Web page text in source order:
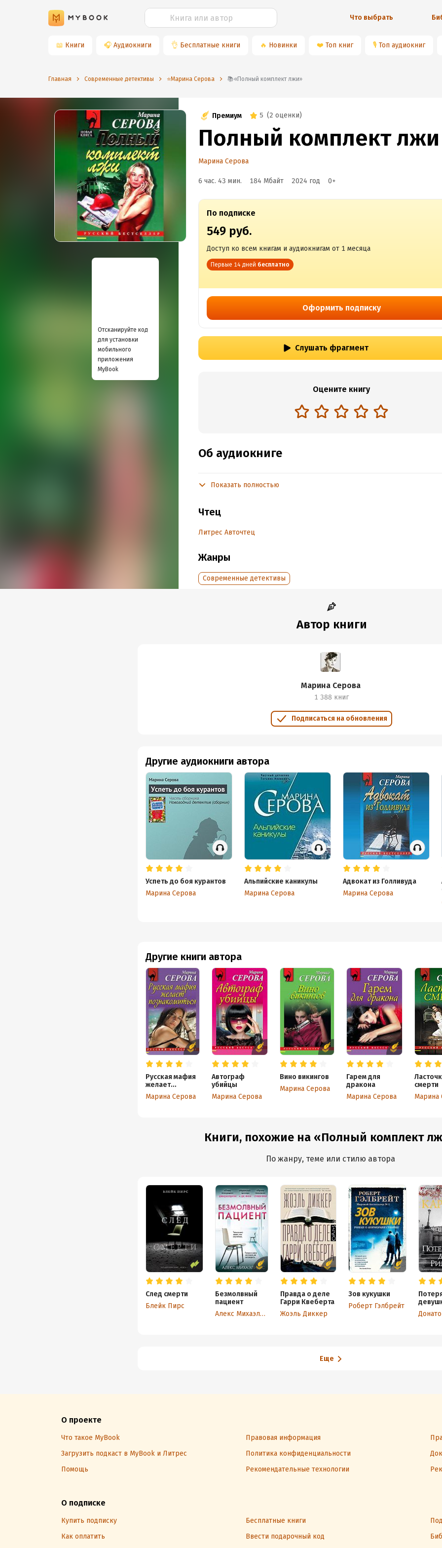
Что выбрать
📖 Книги 🎧 Аудиокниги 👌 Бесплатные книги 🔥 Новинки ❤️ Топ книг 🎙 Топ аудиокниг
Главная Современные детективы ⭐️Марина Серова 📚«Полный комплект лжи»
Отсканируйте код
для установки
мобильного
приложения
MyBook
Премиум 5 (2 оценки)
Полный комплект лжи
Марина Серова
6 час. 43 мин. 184 Мбайт 2024 год 0+
По подписке
549 руб.
Доступ ко всем книгам и аудиокнигам от 1 месяца
Первые 14 дней бесплатно
Оформить подписку
Слушать фрагмент
Оцените книгу
Об аудиокниге
Подробная информация
Дата поступления:
Показать полностью
Чтец
Литрес Авточтец
Жанры
Современные детективы
Автор книги
Марина Серова
1 388 книг
Подписаться на обновления
Другие книги автора
Русская мафия
желает
познакомиться
Марина Серова
Автограф
убийцы
Марина Серова
Вино викингов
Марина Серова
Гарем для
дракона
Марина Серова
смерти
Марина
Другие аудиокниги автора
Успеть до боя курантов
Марина Серова
Альпийские каникулы
Марина Серова
Адвокат из Голливуда
Марина Серова
Книги, похожие на «Полный комплект
По жанру, теме или стилю автора
След смерти
Блейк Пирс
Безмолвный
пациент
Алекс Михаэлидес
Правда о деле
Гарри Квеберта
Жоэль Диккер
Зов кукушки
Роберт Гэлбрейт
Еще
О проекте
Что такое MyBook Правовая информация
Загрузить подкаст в MyBook и Литрес
Политика конфиденциальности
Помощь
Рекомендательные технологии
О подписке
Купить подписку Бесплатные книги
Как оплатить
Ввести подарочный код